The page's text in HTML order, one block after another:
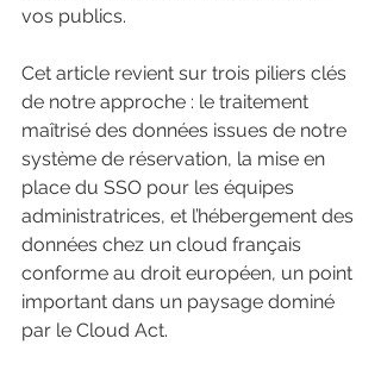
vos publics.
Cet article revient sur trois piliers clés
de notre approche : le traitement
maîtrisé des données issues de notre
système de réservation, la mise en
place du SSO pour les équipes
administratrices, et l’hébergement des
données chez un cloud français
conforme au droit européen, un point
important dans un paysage dominé
par le Cloud Act.